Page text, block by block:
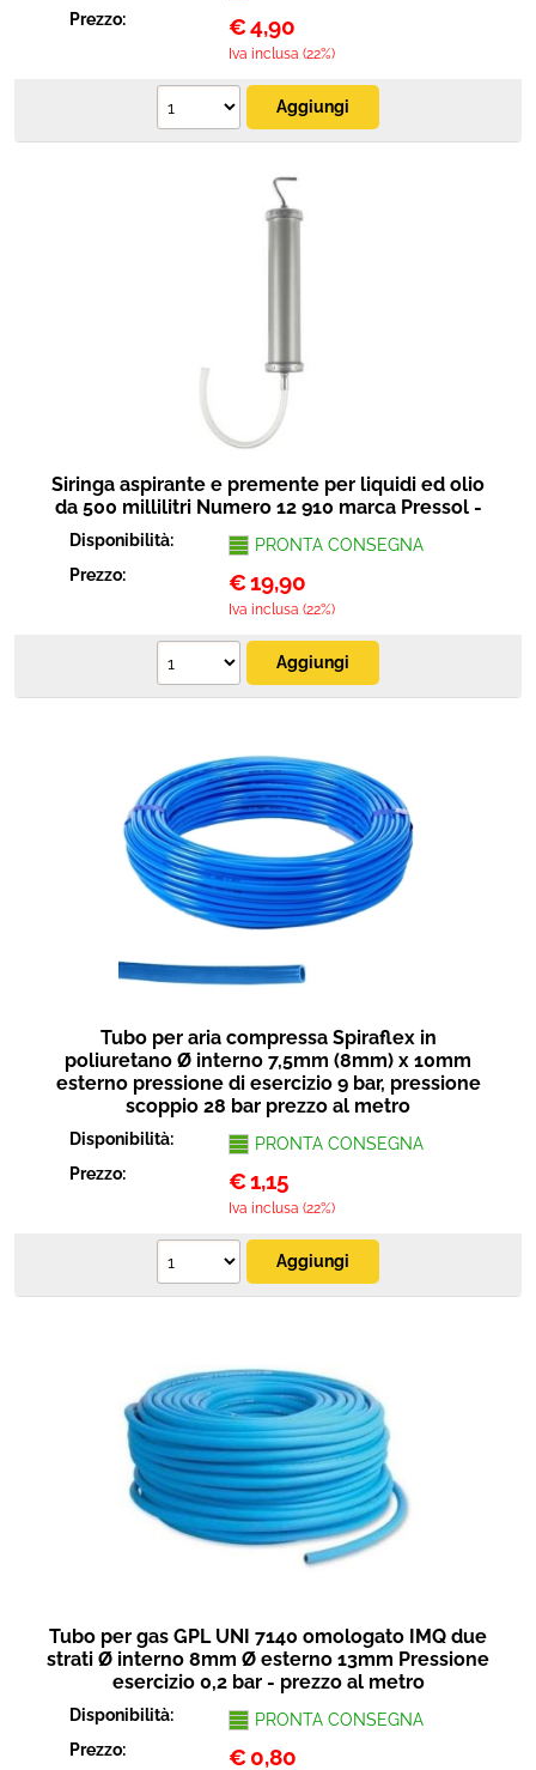
Prezzo:
€4,90
Iva inclusa (22%)
Siringa aspirante e premente per liquidi ed olio
da 500 millilitri Numero 12 910 marca Pressol -
Disponibilità:
PRONTA CONSEGNA
Prezzo:
€19,90
Iva inclusa (22%)
Tubo per aria compressa Spiraflex in
poliuretano Ø interno 7,5mm (8mm) x 10mm
esterno pressione di esercizio 9 bar, pressione
scoppio 28 bar prezzo al metro
Disponibilità:
PRONTA CONSEGNA
Prezzo:
€1,15
Iva inclusa (22%)
Tubo per gas GPL UNI 7140 omologato IMQ due
strati Ø interno 8mm Ø esterno 13mm Pressione
esercizio 0,2 bar - prezzo al metro
Disponibilità:
PRONTA CONSEGNA
Prezzo:
€ 0,80